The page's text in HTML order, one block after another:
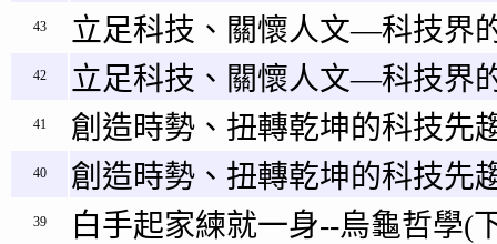
43 立足科技、關懷人文—科技界
42 立足科技、關懷人文—科技界
41 創造時勢、扭轉乾坤的科技先
40 創造時勢、扭轉乾坤的科技先
39 白手起家練就一身--烏龜哲學(